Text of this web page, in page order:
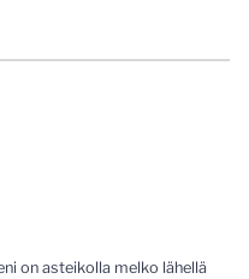
on asteikolla melko lähellä